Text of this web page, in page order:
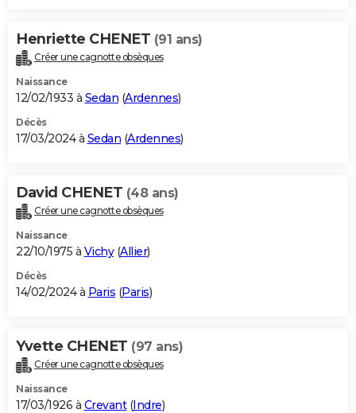
Henriette CHENET (91 ans)
Créer une cagnotte obsèques
Naissance
12/02/1933 à Sedan (Ardennes)
Décès
17/03/2024 à Sedan (Ardennes)
David CHENET (48 ans)
Créer une cagnotte obsèques
Naissance
22/10/1975 à Vichy(Allier)
Décès
14/02/2024 à Paris (Paris)
Yvette CHENET (97 ans)
Créer une cagnotte obsèques
Naissance
17/03/1926 à Crevant(Indre)